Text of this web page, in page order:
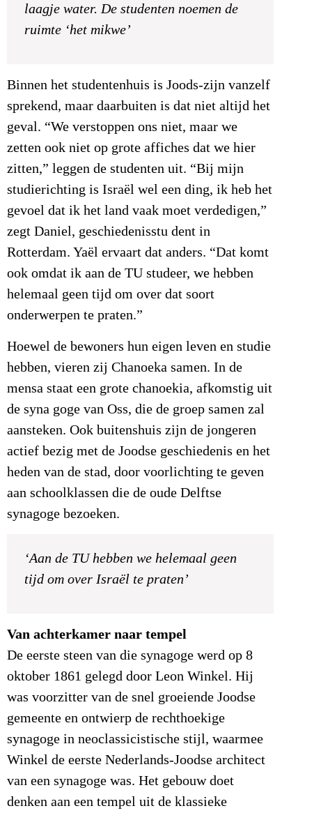
laagje water. De studenten noemen de
ruimte ‘het mikwe’
Binnen het studentenhuis is Joods-zijn vanzelf
sprekend, maar daarbuiten is dat niet altijd het
geval. “We verstoppen ons niet, maar we
zetten ook niet op grote affiches dat we hier
zitten,” leggen de studenten uit. “Bij mijn
studierichting is Israël wel een ding, ik heb het
gevoel dat ik het land vaak moet verdedigen,”
zegt Daniel, geschiedenisstu dent in
Rotterdam. Yaël ervaart dat anders. “Dat komt
ook omdat ik aan de TU studeer, we hebben
helemaal geen tijd om over dat soort
onderwerpen te praten.”
Hoewel de bewoners hun eigen leven en studie
hebben, vieren zij Chanoeka samen. In de
mensa staat een grote chanoekia, afkomstig uit
de syna goge van Oss, die de groep samen zal
aansteken. Ook buitenshuis zijn de jongeren
actief bezig met de Joodse geschiedenis en het
heden van de stad, door voorlichting te geven
aan schoolklassen die de oude Delftse
synagoge bezoeken.
‘Aan de TU hebben we helemaal geen
tijd om over Israël te praten’
Van achterkamer naar tempel
De eerste steen van die synagoge werd op 8
oktober 1861 gelegd door Leon Winkel. Hij
was voorzitter van de snel groeiende Joodse
gemeente en ontwierp de rechthoekige
synagoge in neoclassicistische stijl, waarmee
Winkel de eerste Nederlands-Joodse architect
van een synagoge was. Het gebouw doet
denken aan een tempel uit de klassieke